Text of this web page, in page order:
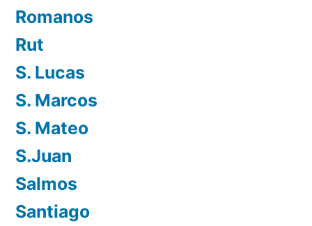
Romanos
Rut
S. Lucas
S. Marcos
S. Mateo
S.Juan
Salmos
Santiago